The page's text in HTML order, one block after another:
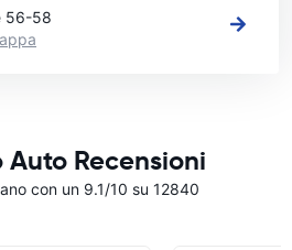
56-58
Recensioni
con un 9.1/10 su 12840